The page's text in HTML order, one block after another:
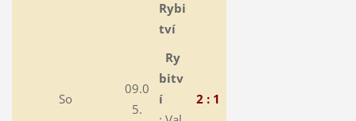
Rybi
tví
So
09.0
5.
Ry
bitv
í
2 : 1